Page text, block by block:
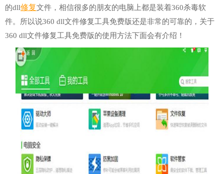
的dll修复文件，相信很多的朋友的电脑上都是装着360杀毒软
件。所以说360 dll文件修复工具免费版还是非常的可靠的，关于
360 dll文件修复工具免费版的使用方法下面会有介绍！